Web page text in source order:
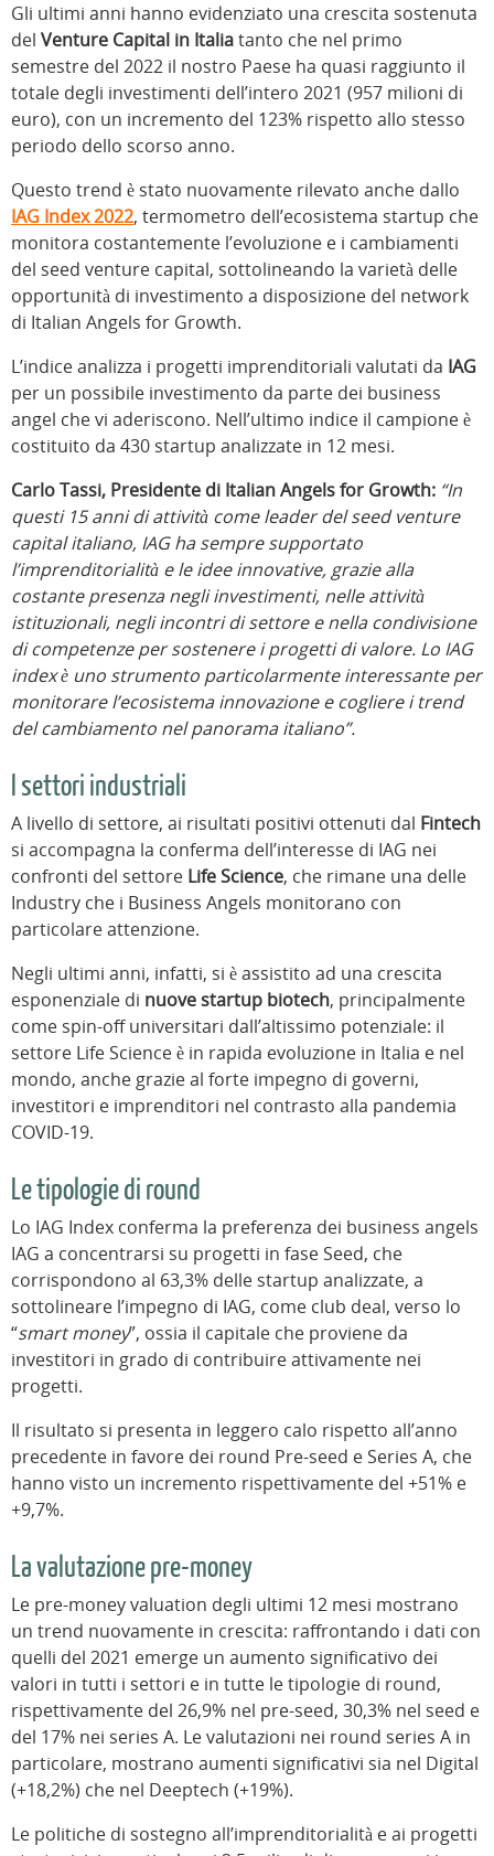
Gli ultimi anni hanno evidenziato una crescita sostenuta
del Venture Capital in Italiatanto che nel primo
semestre del 2022 il nostro Paese ha quasi raggiunto il
totale degli investimenti dell’intero 2021 (957 milioni di
euro), con un incremento del 123% rispetto allo stesso
periodo dello scorso anno.
Questo trend è stato nuovamente rilevato anche dallo
IAG Index 2022, termometro dell’ecosistema startup che
monitora costantemente l’evoluzione e i cambiamenti
del seed venture capital, sottolineando la varietà delle
opportunità di investimento a disposizione del network
di Italian Angels for Growth.
L’indice analizza i progetti imprenditoriali valutati da IAG
per un possibile investimento da parte dei business
angel che vi aderiscono. Nell’ultimo indice il campione è
costituito da 430 startup analizzate in 12 mesi.
Carlo Tassi, Presidente di Italian Angels for Growth: “In
questi 15 anni di attività come leader del seed venture
capital italiano, IAG ha sempre supportato
l’imprenditorialità e le idee innovative, grazie alla
costante presenza negli investimenti, nelle attività
istituzionali, negli incontri di settore e nella condivisione
di competenze per sostenere i progetti di valore. Lo IAG
index è uno strumento particolarmente interessante per
monitorare l’ecosistema innovazione e cogliere i trend
del cambiamento nel panorama italiano”.
I settori industriali
A livello di settore, ai risultati positivi ottenuti dal Fintech
si accompagna la conferma dell’interesse di IAG nei
confronti del settore Life Science, che rimane una delle
Industry che i Business Angels monitorano con
particolare attenzione.
Negli ultimi anni, infatti, si è assistito ad una crescita
esponenziale di nuove startup biotech, principalmente
come spin-off universitari dall’altissimo potenziale: il
settore Life Science è in rapida evoluzione in Italia e nel
mondo, anche grazie al forte impegno di governi,
investitori e imprenditori nel contrasto alla pandemia
COVID-19.
Le tipologie di round
Lo IAG Index conferma la preferenza dei business angels
IAG a concentrarsi su progetti in fase Seed, che
corrispondono al 63,3% delle startup analizzate, a
sottolineare l’impegno di IAG, come club deal, verso lo
“smart money”, ossia il capitale che proviene da
investitori in grado di contribuire attivamente nei
progetti.
Il risultato si presenta in leggero calo rispetto all’anno
precedente in favore dei round Pre-seed e Series A, che
hanno visto un incremento rispettivamente del +51% e
+9,7%.
La valutazione pre-money
Le pre-money valuation degli ultimi 12 mesi mostrano
un trend nuovamente in crescita: raffrontando i dati con
quelli del 2021 emerge un aumento significativo dei
valori in tutti i settori e in tutte le tipologie di round,
rispettivamente del 26,9% nel pre-seed, 30,3% nel seed e
del 17% nei series A. Le valutazioni nei round series A in
particolare, mostrano aumenti significativi sia nel Digital
(+18,2%) che nel Deeptech (+19%).
Le politiche di sostegno all’imprenditorialità e ai progetti